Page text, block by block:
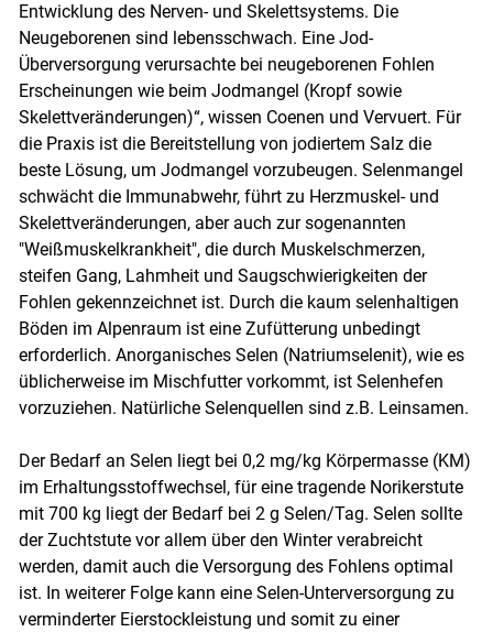
Entwicklung des Nerven- und Skelettsystems. Die
Neugeborenen sind lebensschwach. Eine Jod-
Überversorgung verursachte bei neugeborenen Fohlen
Erscheinungen wie beim Jodmangel (Kropf sowie
Skelettveränderungen)“, wissen Coenen und Vervuert. Für
die Praxis ist die Bereitstellung von jodiertem Salz die
beste Lösung, um Jodmangel vorzubeugen. Selenmangel
schwächt die Immunabwehr, führt zu Herzmuskel- und
Skelettveränderungen, aber auch zur sogenannten
"Weißmuskelkrankheit", die durch Muskelschmerzen,
steifen Gang, Lahmheit und Saugschwierigkeiten der
Fohlen gekennzeichnet ist. Durch die kaum selenhaltigen
Böden im Alpenraum ist eine Zufütterung unbedingt
erforderlich. Anorganisches Selen (Natriumselenit), wie es
üblicherweise im Mischfutter vorkommt, ist Selenhefen
vorzuziehen. Natürliche Selenquellen sind z.B. Leinsamen.
Der Bedarf an Selen liegt bei 0,2 mg/kg Körpermasse (KM)
im Erhaltungsstoffwechsel, für eine tragende Norikerstute
mit 700 kg liegt der Bedarf bei 2 g Selen/Tag. Selen sollte
der Zuchtstute vor allem über den Winter verabreicht
werden, damit auch die Versorgung des Fohlens optimal
ist. In weiterer Folge kann eine Selen-Unterversorgung zu
verminderter Eierstockleistung und somit zu einer